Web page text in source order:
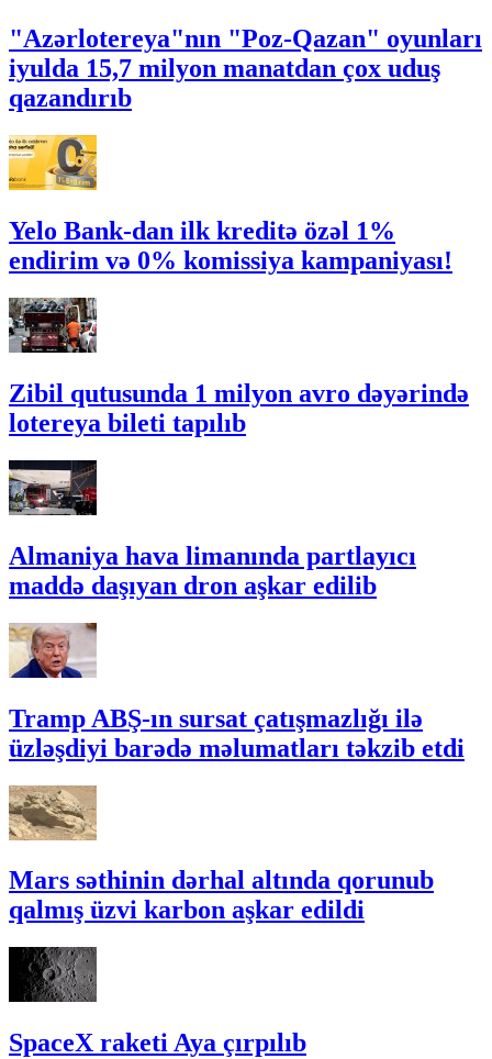
"Azərlotereya"nın "Poz-Qazan" oyunları
iyulda 15,7 milyon manatdan çox uduş
qazandırıb
Yelo Bank-dan ilk kreditə özəl 1%
endirim və 0% komissiya kampaniyası!
Zibil qutusunda 1 milyon avro dəyərində
lotereya bileti tapılıb
Almaniya hava limanında partlayıcı
maddə daşıyan dron aşkar edilib
Tramp ABŞ-ın sursat çatışmazlığı ilə
üzləşdiyi barədə məlumatları təkzib etdi
Mars səthinin dərhal altında qorunub
qalmış üzvi karbon aşkar edildi
SpaceX raketi Aya çırpılıb